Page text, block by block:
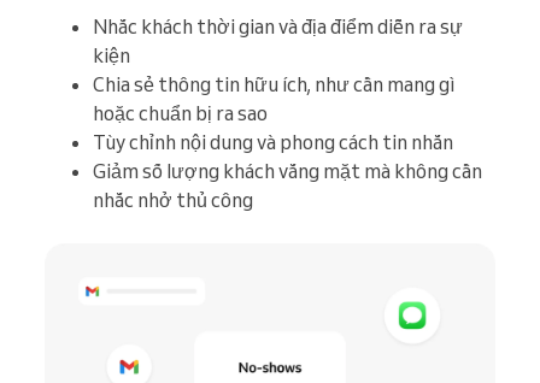
Nhắc khách thời gian và địa điểm diễn ra sự
kiện
Chia sẻ thông tin hữu ích, như cần mang gì
hoặc chuẩn bị ra sao
Tùy chỉnh nội dung và phong cách tin nhắn
Giảm số lượng khách vắng mặt mà không cần
nhắc nhở thủ công